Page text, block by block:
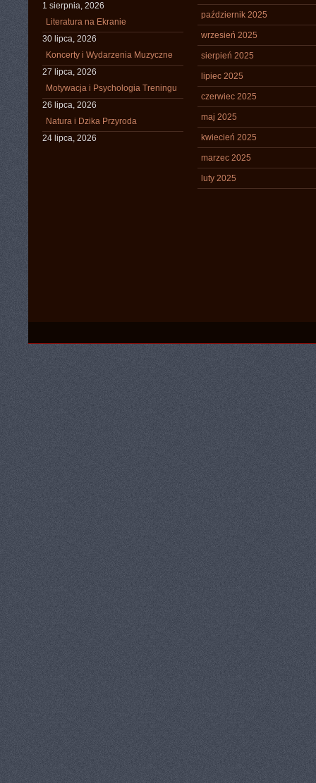
1 sierpnia, 2026
Literatura na Ekranie
30 lipca, 2026
Koncerty i Wydarzenia Muzyczne
27 lipca, 2026
Motywacja i Psychologia Treningu
26 lipca, 2026
Natura i Dzika Przyroda
24 lipca, 2026
październik 2025
wrzesień 2025
sierpień 2025
lipiec 2025
czerwiec 2025
maj 2025
kwiecień 2025
marzec 2025
luty 2025